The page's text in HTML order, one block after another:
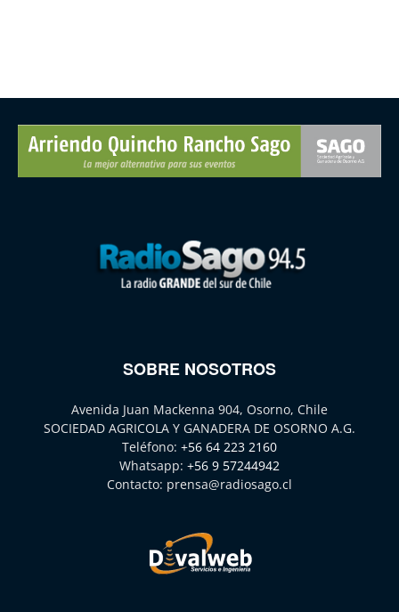
SOBRE NOSOTROS
Avenida Juan Mackenna 904, Osorno, Chile
SOCIEDAD AGRICOLA Y GANADERA DE OSORNO A.G.
Teléfono: +56 64 223 2160
Whatsapp: +56 9 57244942
Contacto: prensa@radiosago.cl